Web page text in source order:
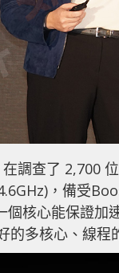
調查了 2,700
，備受
個核心能保證
多核心、線程